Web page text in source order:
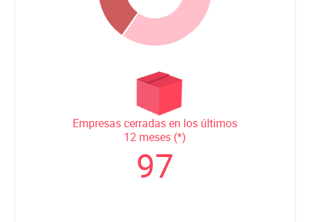
Empresas cerradas en los últimos
12 meses (*)
97